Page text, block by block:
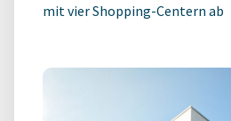
mit vier Shopping-Centern ab